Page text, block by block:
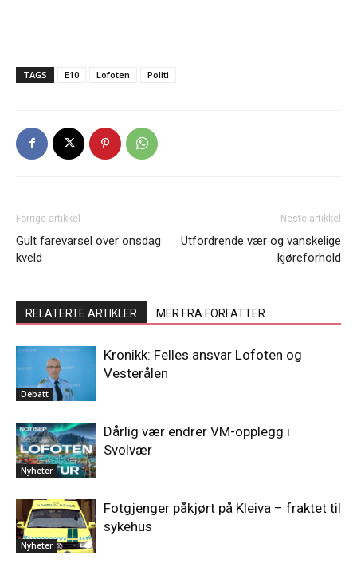
TAGS E10 Lofoten Politi
Forrige artikkel
Gult farevarsel over onsdag
kveld
Neste artikkel
Utfordrende vær og vanskelige
kjøreforhold
RELATERTE ARTIKLER MER FRA FORFATTER
Debatt
Kronikk: Felles ansvar Lofoten og
Vesterålen
Nyheter
Dårlig vær endrer VM-opplegg i
Svolvær
Nyheter
Fotgjenger påkjørt på Kleiva – fraktet til
sykehus